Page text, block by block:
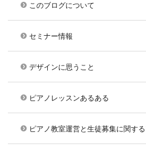
このブログについて
セミナー情報
デザインに思うこと
ピアノレッスンあるある
ピアノ教室運営と生徒募集に関す